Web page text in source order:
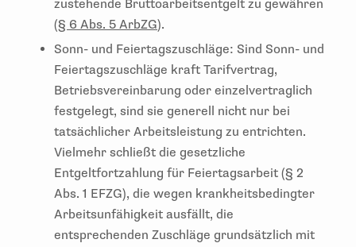
zustehende Bruttoarbeitsentgelt zu gewähren
(§ 6 Abs. 5 ArbZG).
Sonn- und Feiertagszuschläge: Sind Sonn- und
Feiertagszuschläge kraft Tarifvertrag,
Betriebsvereinbarung oder einzelvertraglich
festgelegt, sind sie generell nicht nur bei
tatsächlicher Arbeitsleistung zu entrichten.
Vielmehr schließt die gesetzliche
Entgeltfortzahlung für Feiertagsarbeit (§ 2
Abs. 1 EFZG), die wegen krankheitsbedingter
Arbeitsunfähigkeit ausfällt, die
entsprechenden Zuschläge grundsätzlich mit